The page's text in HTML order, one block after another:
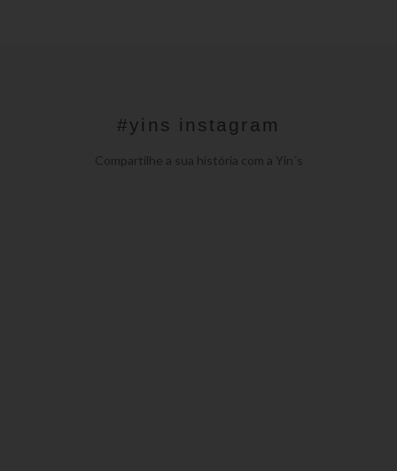
#yins instagram
Compartilhe a sua história com a Yin´s